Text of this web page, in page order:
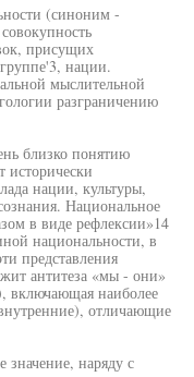
(синоним -
присущих
нации.
мыслительной
разграничению
близко понятию
исторически
нации, культуры,
Национальное
в виде рефлексии»14
национальности, в
представления
антитеза «мы - они»
включающая наиболее
отличающие
значение, наряду с